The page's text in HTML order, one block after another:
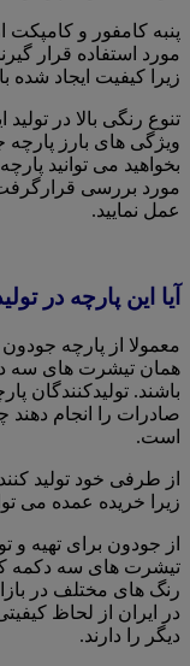
پنبه کامفور و‌
مورد استفاده قرار
زیرا کیفیت ایجاد شده
تنوع رنگی بالا در
ویژگی های بارز
بخواهید می توانید
مورد بررسی قرارگرفت
عمل نمایید.
آیا این پارچه در
معمولا از پارچه
همان تیشرت های سه
باشند. تولیدکنندگان
صادرات را انجام دهند
است.
از طرفی خود تولید
زیرا خریده عمده می
از جودون برای تهیه و
تیشرت های سه دکمه که
رنگ های مختلف در
در ایران از لحاظ
دیگر را دارند.